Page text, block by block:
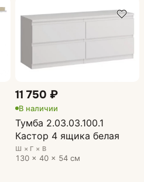
11 750 ₽
В наличии
Тумба 2.03.03.100.1
Кастор 4 ящика белая
Ш × Г × В
130 × 40 × 54 см